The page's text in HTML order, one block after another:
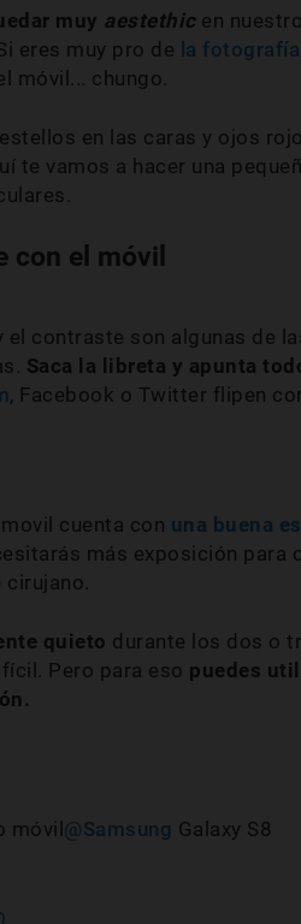
muy aestethicen nuestro
eres muy pro de la fotografía
móvil... chungo.
en las caras y ojos
te vamos a hacer una
con el móvil
el contraste son algunas de
Saca la libreta y apunta
, Facebook o Twitter flipen
cuenta con una buena
más exposición para
quieto durante los dos o
Pero para eso puedes
móvil@Samsung Galaxy S8